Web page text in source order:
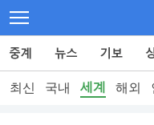
최신 국내 세계 해외